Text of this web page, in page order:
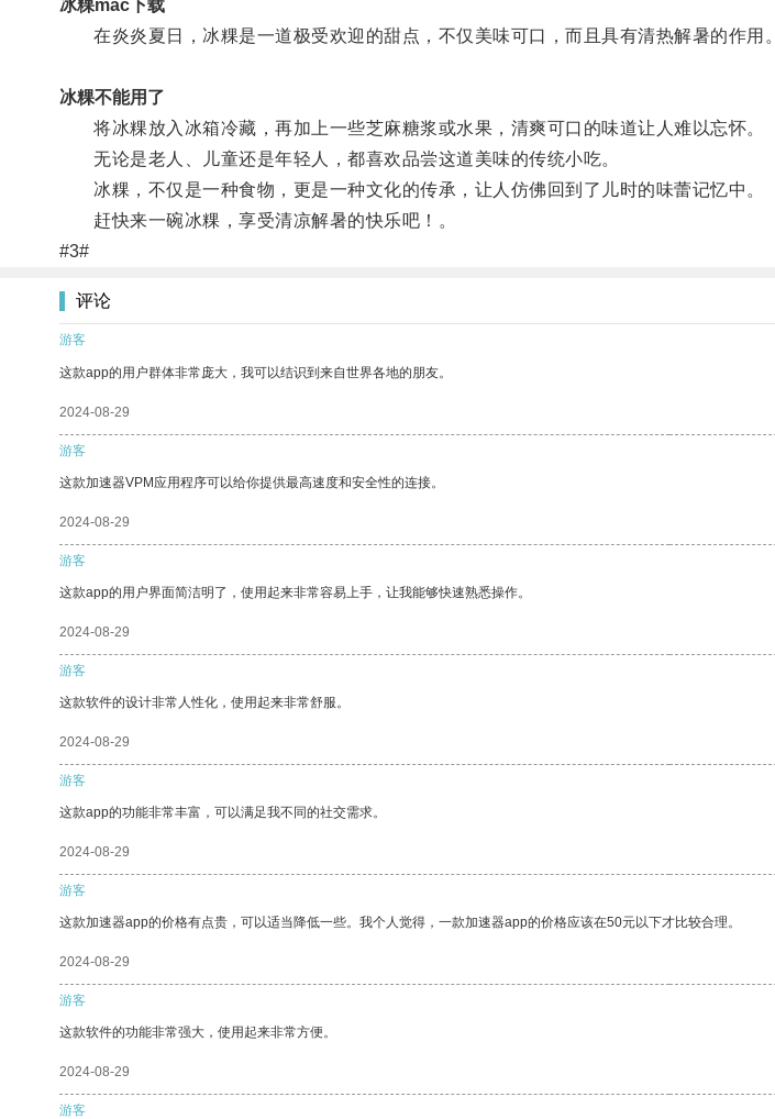
冰粿mac下载
在炎炎夏日，冰粿是一道极受欢迎的甜点，不仅美味可口，而且具有清热解暑的作用。
冰粿不能用了
将冰粿放入冰箱冷藏，再加上一些芝麻糖浆或水果，清爽可口的味道让人难以忘怀。
无论是老人、儿童还是年轻人，都喜欢品尝这道美味的传统小吃。
冰粿，不仅是一种食物，更是一种文化的传承，让人仿佛回到了儿时的味蕾记忆中。
赶快来一碗冰粿，享受清凉解暑的快乐吧！。
#3#
评论
游客
这款app的用户群体非常庞大，我可以结识到来自世界各地的朋友。
2024-08-29
游客
这款加速器VPM应用程序可以给你提供最高速度和安全性的连接。
2024-08-29
游客
这款app的用户界面简洁明了，使用起来非常容易上手，让我能够快速熟悉操作。
2024-08-29
游客
这款软件的设计非常人性化，使用起来非常舒服。
2024-08-29
游客
这款app的功能非常丰富，可以满足我不同的社交需求。
2024-08-29
游客
这款加速器app的价格有点贵，可以适当降低一些。我个人觉得，一款加速器app的价格应该在50元以下才比较合理。
2024-08-29
游客
这款软件的功能非常强大，使用起来非常方便。
2024-08-29
游客